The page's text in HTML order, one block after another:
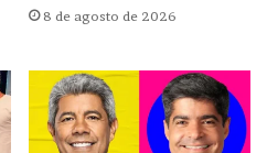
8 de agosto de 2026